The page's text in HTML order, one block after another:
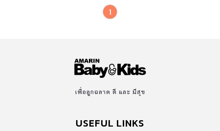
1
เพื่อลูกฉลาด ดี และ มีสุข
USEFUL LINKS